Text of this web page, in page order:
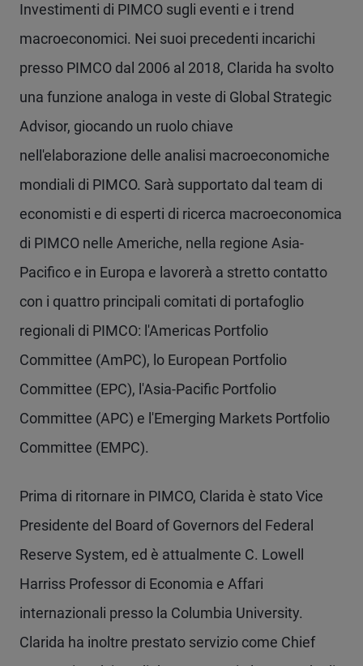
Investimenti di PIMCO sugli eventi e i trend
macroeconomici. Nei suoi precedenti incarichi
presso PIMCO dal 2006 al 2018, Clarida ha svolto
una funzione analoga in veste di Global Strategic
Advisor, giocando un ruolo chiave
nell'elaborazione delle analisi macroeconomiche
mondiali di PIMCO. Sarà supportato dal team di
economisti e di esperti di ricerca macroeconomica
di PIMCO nelle Americhe, nella regione Asia-
Pacifico e in Europa e lavorerà a stretto contatto
con i quattro principali comitati di portafoglio
regionali di PIMCO: l'Americas Portfolio
Committee (AmPC), lo European Portfolio
Committee (EPC), l'Asia-Pacific Portfolio
Committee (APC) e l'Emerging Markets Portfolio
Committee (EMPC).
Prima di ritornare in PIMCO, Clarida è stato Vice
Presidente del Board of Governors del Federal
Reserve System, ed è attualmente C. Lowell
Harriss Professor di Economia e Affari
internazionali presso la Columbia University.
Clarida ha inoltre prestato servizio come Chief